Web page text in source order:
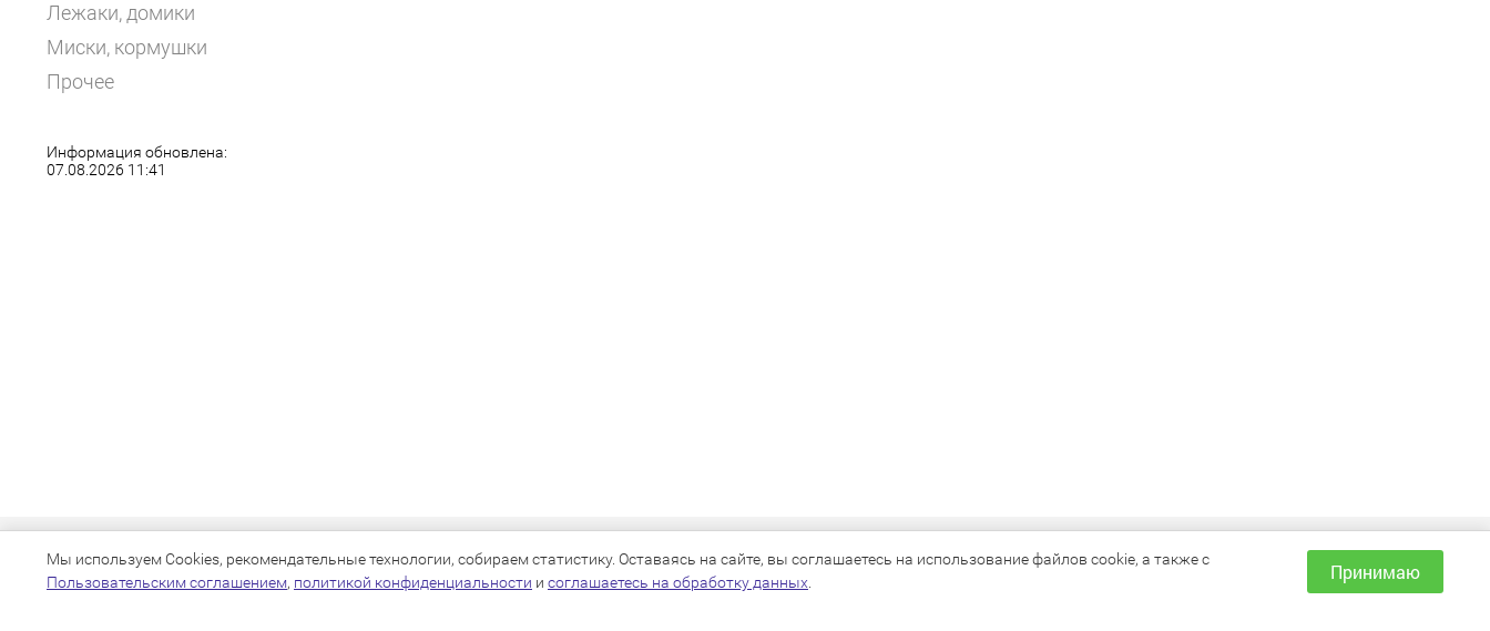
Лежаки, домики
Миски, кормушки
Прочее
Информация обновлена:
07.08.2026 11:41
КАТАЛОГ
Для собак
ИНФОРМАЦИЯ
Как сделать заказ?
Мы используем Cookies, рекомендательные технологии, собираем статистику. Оставаясь на сайте, вы соглашаетесь на использование файлов cookie, а также с
Пользовательским соглашением, политикой конфиденциальности и соглашаетесь на обработку данных Принимаю